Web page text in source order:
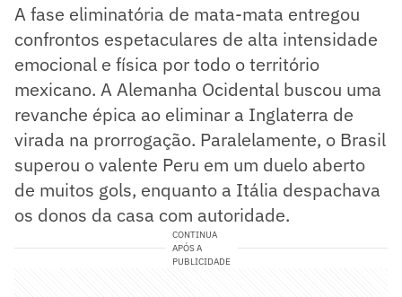
A fase eliminatória de mata-mata entregou
confrontos espetaculares de alta intensidade
emocional e física por todo o território
mexicano. A Alemanha Ocidental buscou uma
revanche épica ao eliminar a Inglaterra de
virada na prorrogação. Paralelamente, o Brasil
superou o valente Peru em um duelo aberto
de muitos gols, enquanto a Itália despachava
os donos da casa com autoridade.
CONTINUA
APÓS A
PUBLICIDADE